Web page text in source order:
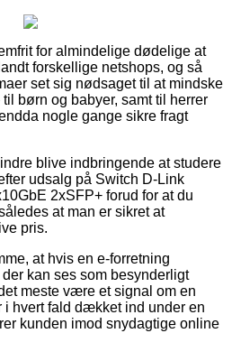
for almindelige dødelige at
forskellige netshops, og så
set sig nødsaget til at mindske
børn og babyer, samt til herrer
nogle gange sikre fragt
blive indbringende at studere
udsalg på Switch D-Link
2xSFP+ forud for at du
at man er sikret at
pris.
at hvis en e-forretning
kan ses som besynderligt
meste være et signal om en
i hvert fald dækket ind under en
kunden imod snydagtige online